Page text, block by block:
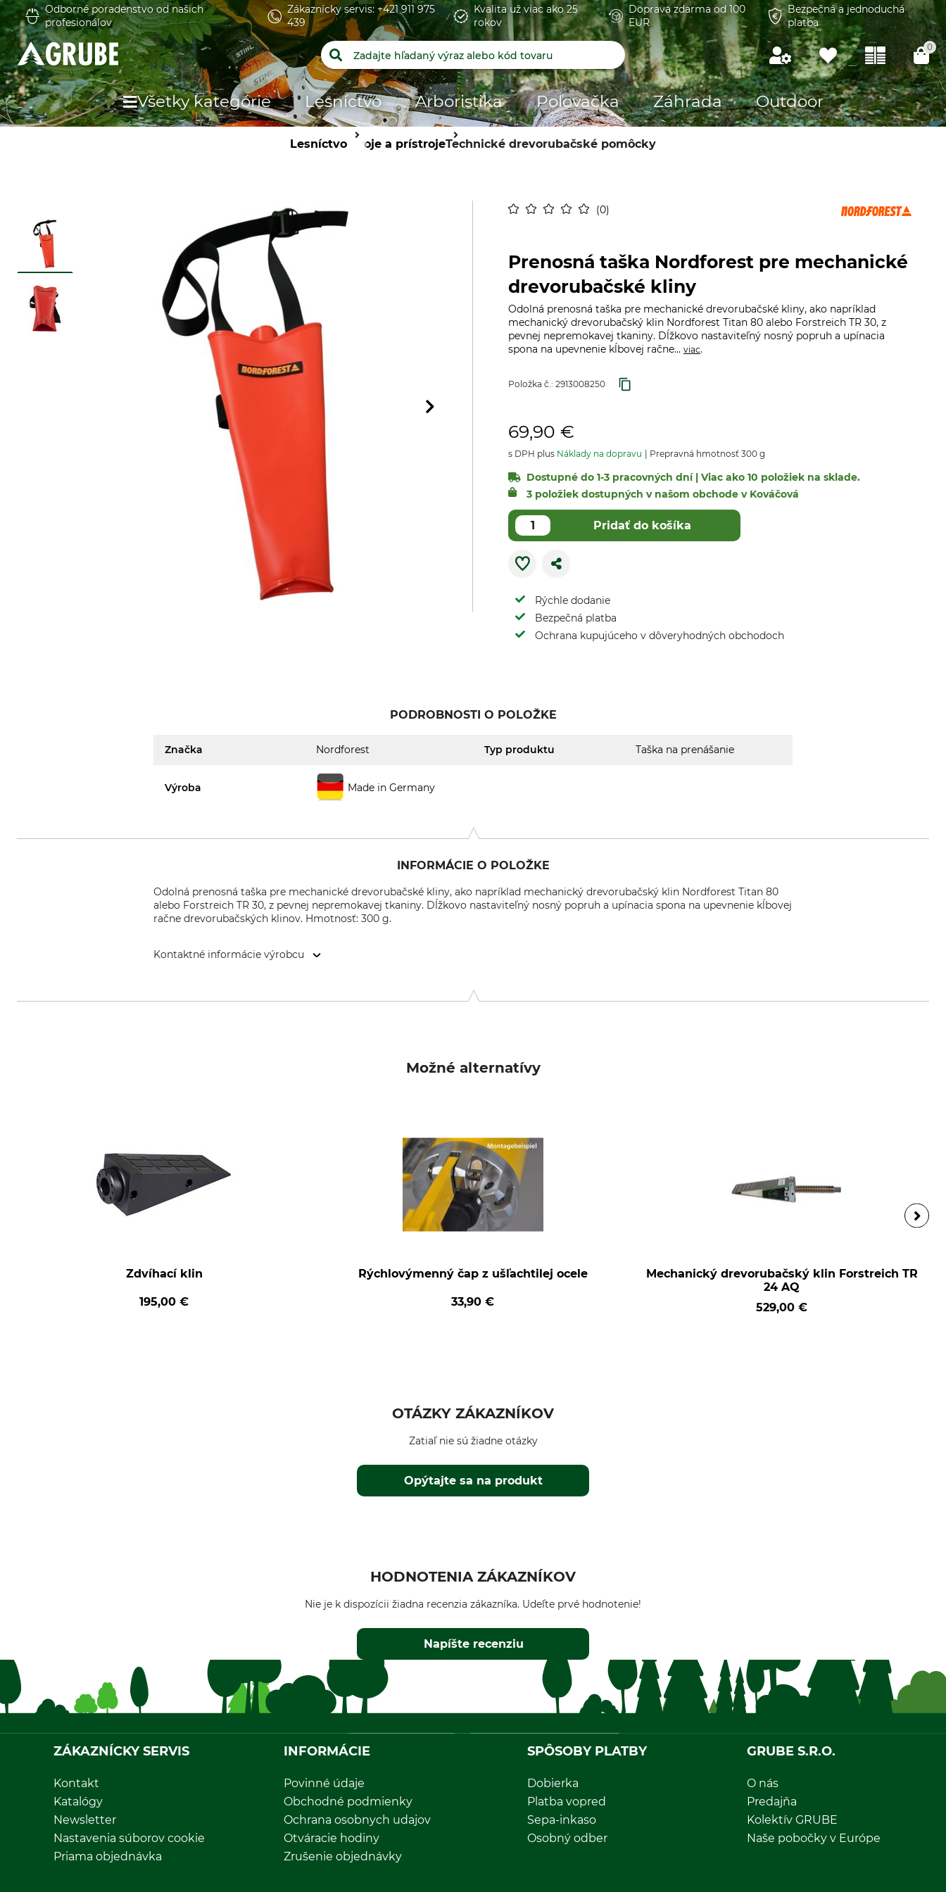
Odborné poradenstvo od našich
profesionálov
Zákaznícky servis: +421 911 975
439
Kvalita už viac ako 25
rokov
Doprava zdarma od 100
EUR
Bezpečná a jednoduchá
platba
0
Všetky kategórie Lesníctvo Arboristika Poľovačka Záhrada Outdoor
Lesníctvo Stroje a prístrojeTechnické drevorubačské pomôcky
0
Prenosná taška Nordforest pre mechanické
drevorubačské kliny
Odolná prenosná taška pre mechanické drevorubačské kliny, ako napríklad
mechanický drevorubačský klin Nordforest Titan 80 alebo Forstreich TR 30, z
pevnej nepremokavej tkaniny. Dĺžkovo nastaviteľný nosný popruh a upínacia
spona na upevnenie kĺbovej račne... viac.
Položka č.: 2913008250
69,90 €
s DPH plus Náklady na dopravu Prepravná hmotnosť 300 g
Dostupné do 1-3 pracovných dní | Viac ako 10 položiek na sklade.
3 položiek dostupných v našom obchode v Kováčová
Pridať do košíka
Rýchle dodanie
Bezpečná platba
Ochrana kupujúceho v dôveryhodných obchodoch
PODROBNOSTI O POLOŽKE
Značka Nordforest Typ produktu Taška na prenášanie
Výroba Made in Germany
INFORMÁCIE O POLOŽKE
Odolná prenosná taška pre mechanické drevorubačské kliny, ako napríklad mechanický drevorubačský klin Nordforest Titan 80
alebo Forstreich TR 30, z pevnej nepremokavej tkaniny. Dĺžkovo nastaviteľný nosný popruh a upínacia spona na upevnenie kĺbovej
račne drevorubačských klinov. Hmotnosť: 300 g.
Kontaktné informácie výrobcu
Možné alternatívy
Zdvíhací klin
195,00 €
Rýchlovýmenný čap z ušľachtilej ocele
33,90 €
Mechanický drevorubačský klin Forstreich TR
24 AQ
529,00 €
OTÁZKY ZÁKAZNÍKOV
Opýtajte sa na produkt
Zatiaľ nie sú žiadne otázky
HODNOTENIA ZÁKAZNÍKOV
Nie je k dispozícii žiadna recenzia zákazníka. Udeľte prvé hodnotenie!
Napíšte recenziu
ZÁKAZNÍCKY SERVIS
Kontakt
Katalógy
Newsletter
Nastavenia súborov cookie
Priama objednávka
INFORMÁCIE
Povinné údaje
Obchodné podmienky
Ochrana osobnych udajov
Otváracie hodiny
Zrušenie objednávky
SPÔSOBY PLATBY
Dobierka
Platba vopred
Sepa-inkaso
Osobný odber
GRUBE S.R.O.
O nás
Predajňa
Kolektív GRUBE
Naše pobočky v Európe